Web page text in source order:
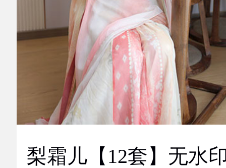
梨霜儿【12套】无水